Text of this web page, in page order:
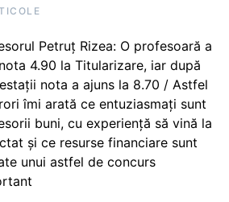
Petruț Rizea: O profesoară a
4.90 la Titularizare, iar după
nota a ajuns la 8.70 / Astfel
îmi arată ce entuziasmați sunt
buni, cu experiență să vină la
și ce resurse financiare sunt
unui astfel de concurs